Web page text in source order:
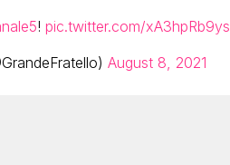
! pic.twitter.com/xA3hpRb9ys
August 8, 2021